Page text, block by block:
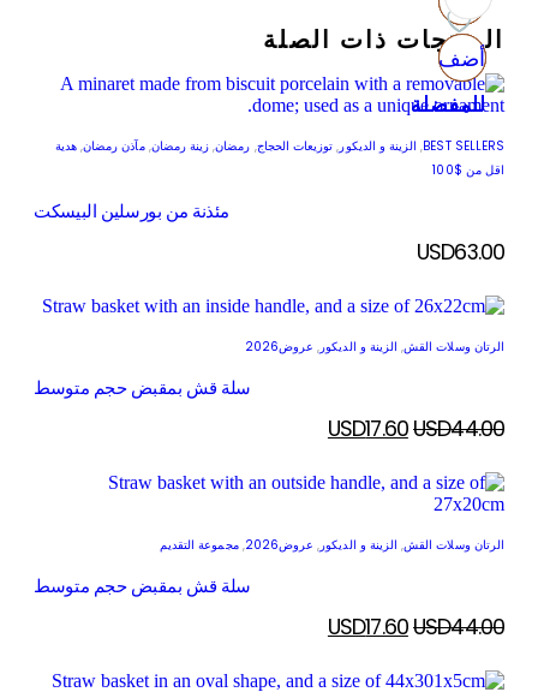
المنتجات ذات الصلة
أضف
للمفضلة
BEST SELLERS
, الزينة و الديكور, توزيعات الحجاج, رمضان, زينة رمضان,مآذن رمضان,هدية
اقل من $100
مئذنة من بورسلين البيسكت
USD63.00
أضف
للمفضلة
الرتان وسلات القش, الزينة و الديكور, عروض2026
سلة قش بمقبض حجم متوسط
USD44.00
USD17.60
أضف
للمفضلة
الرتان وسلات القش, الزينة و الديكور, عروض2026 ,مجموعة التقديم
سلة قش بمقبض حجم متوسط
USD44.00
USD17.60
أضف
للمفضلة